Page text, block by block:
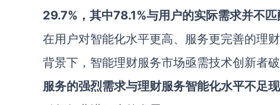
29.7% ，其中78.1%与用户的实际需求并不匹
在用户对智能化水平更高、服务更完善的理
背景下，智能理财服务市场亟需技术创新者
服务的强烈需求与理财服务智能化水平不足